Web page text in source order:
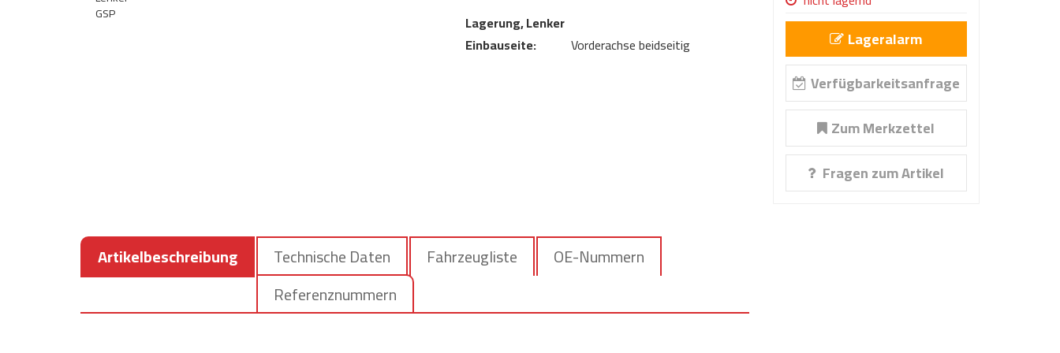
Lagerung, Lenker
Einbauseite:
Vorderachse beidseitig
Lageralarm
Verfügbarkeitsanfrage
Zum Merkzettel
Fragen zum Artikel
Artikelbeschreibung Technische Daten Fahrzeugliste
OE-Nummern
Referenznummern